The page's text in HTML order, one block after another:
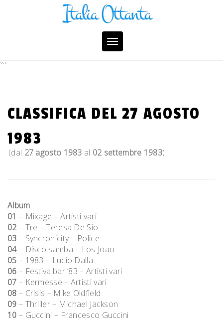
Toggle
navigation
```
CLASSIFICA DEL 27 AGOSTO
1983
(dal 27 agosto 1983 al 02 settembre 1983)
Album
01 – Mixage – Artisti vari
02 – Tre – Teresa De Sio
03 – Syncronicity – Police
04– Disco samba – Los Joao
05 – 1983 – Lucio Dalla
06 – Festivalbar ’83 – Artisti vari
07 – Kermesse – Artisti vari
08 – Crisis – Mike Oldfield
09 – Thriller – Michael Jackson
10 – Guccini – Francesco Guccini